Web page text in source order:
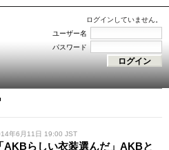
ログインしていません。
ユーザー名
パスワード
年6月11日 19:00 JST
「AKBらしい衣装選んだ」AKBと